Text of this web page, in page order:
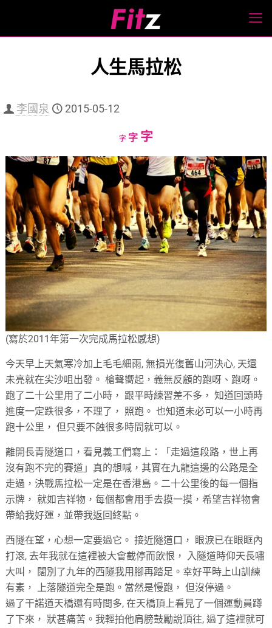
人生馬拉松
李國泉 2015-05-12
字Decrease
size.
字Reset
size.
字Increase
size.
(寫於2011年第一次完成馬拉松感想)
今天早上天氣寒冷加上毛毛細雨, 無損光復舊山河決心, 天還
未亮就在尖沙咀出發。 槍聲嚮起，義無反顧的跑呀、跑呀。
跑了二十公里用了二小時， 跟平時練習差不多， 知道回頭時
進度一定跌很多，不理了， 照跑。 也知道未必可以一小時再
跑十公里， 但只要不蝕很多時間就可以。
離開長青隧道口，看見義工們寫上：「走過這段路，世上再
沒有跑不完的賽道」真的想喊，其實在九龍這邊的公路是全
走過，決戰馬拉松一定是在香港島。二十公里後的每一個指
示牌， 就如吉祥物，每個都會用手去摸一摸，希望吉祥物會
帶給我好運，並帶我返回終點。
西隧在望，心想一定要過它。 接近隧道口， 眼淚已在眼眶內
打滾, 去年我就在這裡被大會截停而飲恨， 入隧道時仰天長嘯
大叫， 闊別了九年的西隧我用腳再踏足。幸好平時上山訓練
有素， 上落隧道完全是跑。當然是慢跑， 但沒停過。
過了干諾道天橋還有時間多, 在天橋頂上看見了一個運動員蹲
了下來， 狀甚痛苦。我輕拍他肩膀鼓勵說頂往, 過了這裡就可